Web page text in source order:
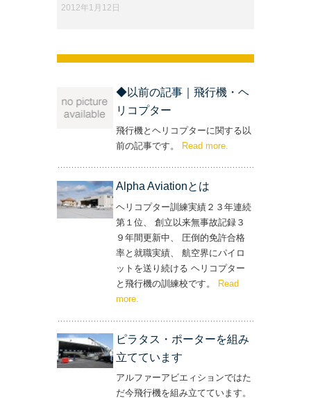
2012年1月12日
◆以前の記事｜飛行機・ヘ
リコプター
飛行機とヘリコプターに関する以
前の記事です。
Read more– ‘◆以前の記事｜飛
.
Alpha Aviationとは
ヘリコプター訓練実績２３年連続
第１位、 創立以来無事故記録３
９年間更新中、 圧倒的免許合格
率と就職実績、 航空界にパイロ
ットを送り続ける ヘリコプター
と飛行機の訓練校です。
Read
more
ピラタス・ポーターを組み
立てています
アルファーアビエィションではた
だ今飛行機を組み立てています。